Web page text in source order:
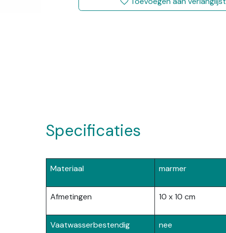
Specificaties
Materiaal marmer
Afmetingen 10 x 10 cm
Vaatwasserbestendig nee